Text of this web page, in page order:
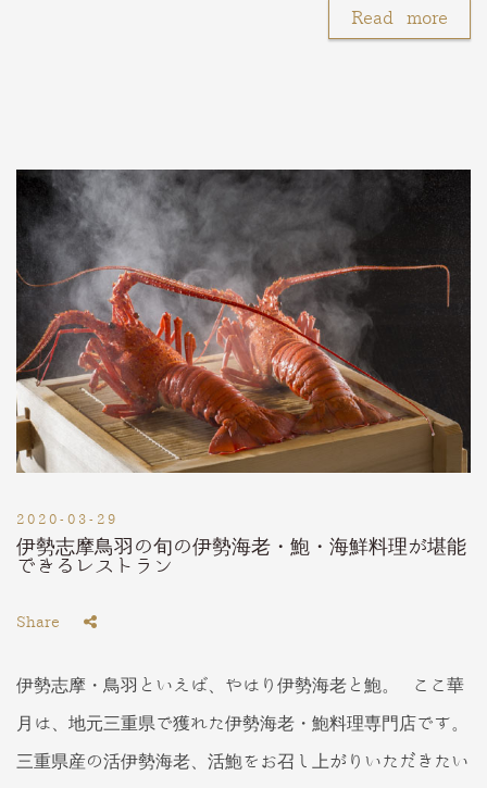
Read more
2020-03-29
伊勢志摩鳥羽の旬の伊勢海老・鮑・海鮮料理が堪能
できるレストラン
Share
伊勢志摩・鳥羽といえば、やはり伊勢海老と鮑。 ここ華
月は、地元三重県で獲れた伊勢海老・鮑料理専門店です。
三重県産の活伊勢海老、活鮑をお召し上がりいただきたい